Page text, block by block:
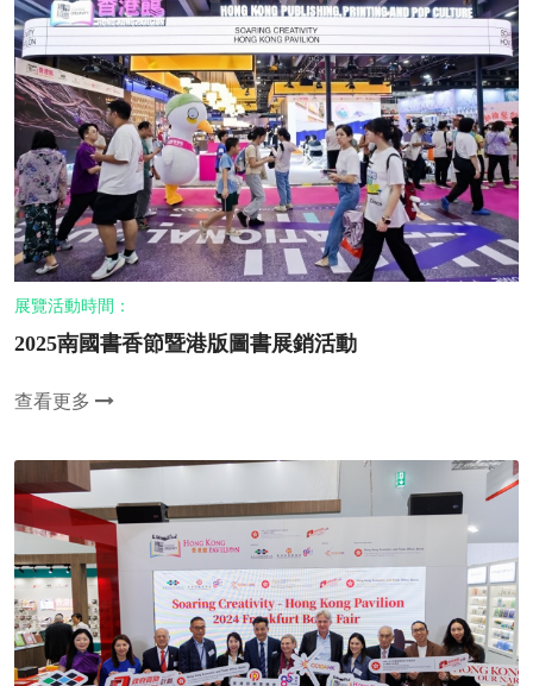
展覽活動時間：
2025南國書香節暨港版圖書展銷活動
查看更多